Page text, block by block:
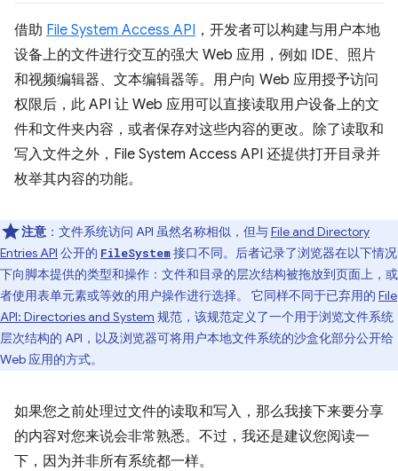
借助 File System Access API ，开发者可以构建与用户本地
设备上的文件进行交互的强大 Web 应用，例如 IDE、照片
和视频编辑器、文本编辑器等。用户向 Web 应用授予访问
权限后，此 API 让 Web 应用可以直接读取用户设备上的文
件和文件夹内容，或者保存对这些内容的更改。除了读取和
写入文件之外，File System Access API 还提供打开目录并
枚举其内容的功能。
注意 ：文件系统访问 API 虽然名称相似，但与File and Directory
Entries API 公开的 FileSystem接口不同。后者记录了浏览器在以下情况
下向脚本提供的类型和操作：文件和目录的层次结构被拖放到页面上，或
者使用表单元素或等效的用户操作进行选择。 它同样不同于已弃用的 File
API: Directories and System 规范，该规范定义了一个用于浏览文件系统
层次结构的 API，以及浏览器可将用户本地文件系统的沙盒化部分公开给
Web 应用的方式。
如果您之前处理过文件的读取和写入，那么我接下来要分享
的内容对您来说会非常熟悉。不过，我还是建议您阅读一
下，因为并非所有系统都一样。